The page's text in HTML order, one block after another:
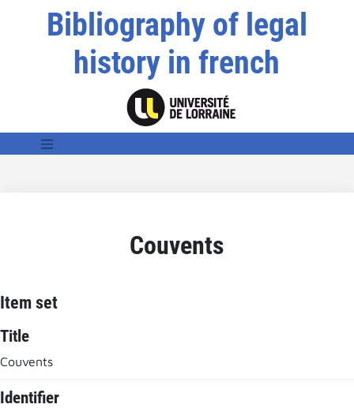
Bibliography of legal
history in french
Couvents
Item set
Title
Couvents
Identifier